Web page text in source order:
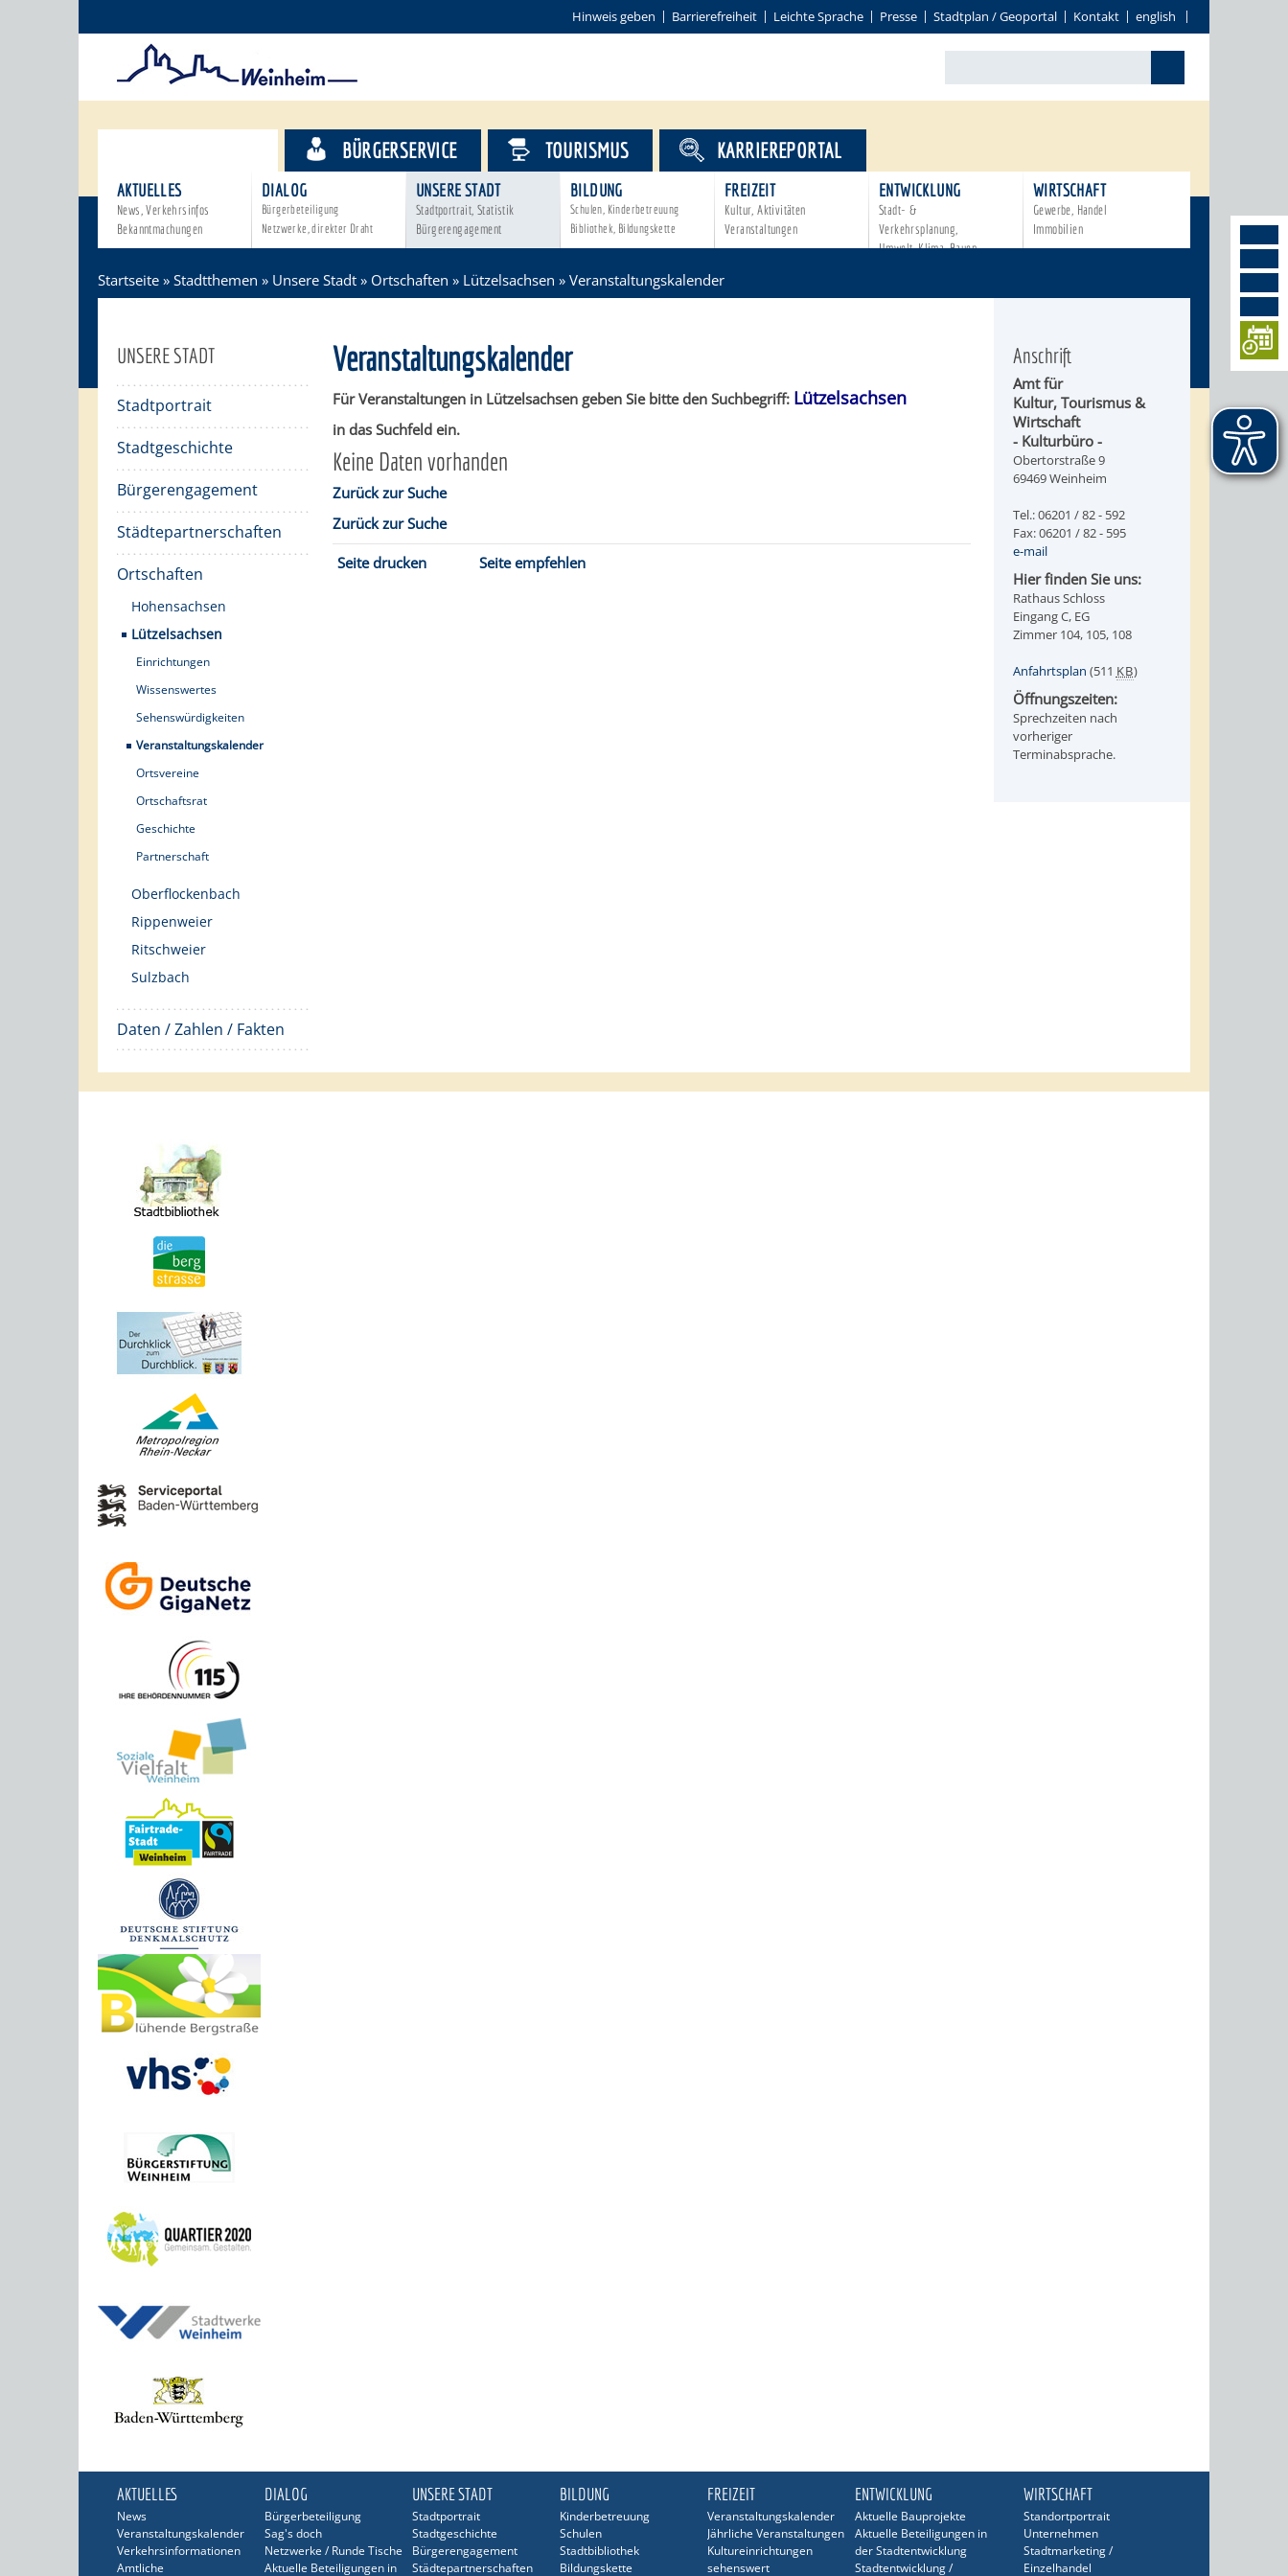
Hinweis geben Barrierefreiheit Leichte Sprache Presse Stadtplan / Geoportal Kontakt english
AKTUELLES
News, Verkehrsinfos
Bekanntmachungen
DIALOG
Bürgerbeteiligung
Netzwerke, direkter Draht
UNSERE STADT
Stadtportrait, Statistik
Bürgerengagement
BILDUNG
Schulen, Kinderbetreuung
Bibliothek, Bildungskette
FREIZEIT
Kultur, Aktivitäten
Veranstaltungen
ENTWICKLUNG
Stadt- &
Verkehrsplanung,
Umwelt, Klima, Bauen
WIRTSCHAFT
Gewerbe, Handel
Immobilien
BÜRGERSERVICE TOURISMUS KARRIEREPORTAL
Startseite » Stadtthemen » Unsere Stadt » Ortschaften » Lützelsachsen » Veranstaltungskalender
UNSERE STADT
Stadtportrait
Stadtgeschichte
Bürgerengagement
Städtepartnerschaften
Ortschaften
Hohensachsen
Lützelsachsen
Einrichtungen
Wissenswertes
Sehenswürdigkeiten
Veranstaltungskalender
Ortsvereine
Ortschaftsrat
Geschichte
Partnerschaft
Oberflockenbach
Rippenweier
Ritschweier
Sulzbach
Daten / Zahlen / Fakten
Veranstaltungskalender
Für Veranstaltungen in Lützelsachsen geben Sie bitte den Suchbegriff: Lützelsachsen
in das Suchfeld ein.
Keine Daten vorhanden
Zurück zur Suche
Zurück zur Suche
Seite drucken Seite empfehlen
Anschrift
Amt für
Kultur, Tourismus &
Wirtschaft
- Kulturbüro -
Obertorstraße 9
69469 Weinheim
Tel.: 06201 / 82 - 592
Fax: 06201 / 82 - 595
e-mail
Hier finden Sie uns:
Rathaus Schloss
Eingang C, EG
Zimmer 104, 105, 108
Anfahrtsplan (511 KB)
Öffnungszeiten:
Sprechzeiten nach
vorheriger
Terminabsprache.
AKTUELLES
News
Veranstaltungskalender
Verkehrsinformationen
Amtliche
DIALOG
Bürgerbeteiligung
Sag's doch
Netzwerke / Runde Tische
Aktuelle Beteiligungen in
UNSERE STADT
Stadtportrait
Stadtgeschichte
Bürgerengagement
Städtepartnerschaften
BILDUNG
Kinderbetreuung
Schulen
Stadtbibliothek
Bildungskette
FREIZEIT
Veranstaltungskalender
Jährliche Veranstaltungen
Kultureinrichtungen
sehenswert
ENTWICKLUNG
Aktuelle Bauprojekte
Aktuelle Beteiligungen in
der Stadtentwicklung
Stadtentwicklung /
WIRTSCHAFT
Standortportrait
Unternehmen
Stadtmarketing /
Einzelhandel